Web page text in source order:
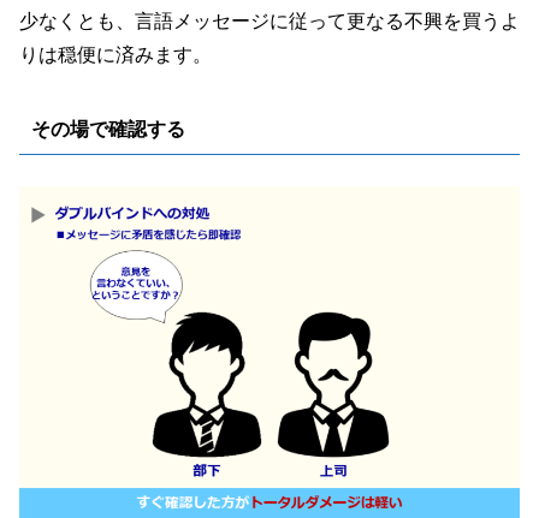
少なくとも、言語メッセージに従って更なる不興を買うよ
りは穏便に済みます。
その場で確認する